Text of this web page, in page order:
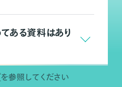
ある資料はあり
を参照してください